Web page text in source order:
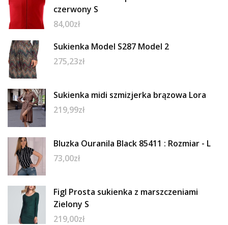
czerwony S
84,00zł
Sukienka Model S287 Model 2
275,23zł
Sukienka midi szmizjerka brązowa Lora
219,99zł
Bluzka Ouranila Black 85411 : Rozmiar - L
73,00zł
Figl Prosta sukienka z marszczeniami
Zielony S
219,00zł